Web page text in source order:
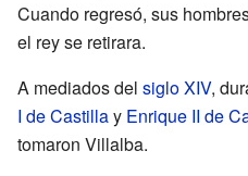
Cuando regresó, sus
el rey se retirara.
A mediados del siglo XIV,
I de Castillay Enrique II de
tomaron Villalba.